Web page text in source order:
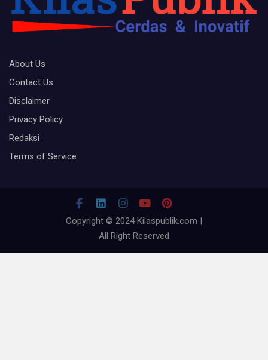
About Us
Contact Us
Disclaimer
Privacy Policy
Redaksi
Terms of Service
Copyright © 2024 Kilaspublik.com |
All Right Reserved